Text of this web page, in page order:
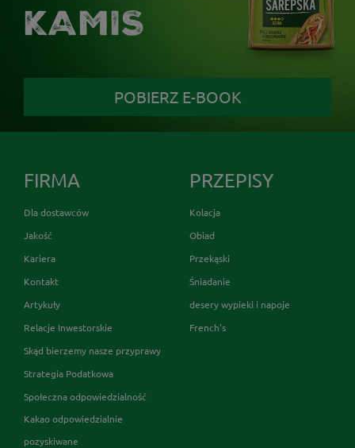
KAMIS
POBIERZ E-BOOK
FIRMA
Dla dostawców
Jakość
Kariera
Kontakt
Artykuły
Relacje Inwestorskie
Skąd bierzemy nasze przyprawy
Strategia Podatkowa
Społeczna odpowiedzialność
Kakao odpowiedzialnie
pozyskiwane
PRZEPISY
Kolacja
Obiad
Przekąski
Śniadanie
desery wypieki i napoje
French's